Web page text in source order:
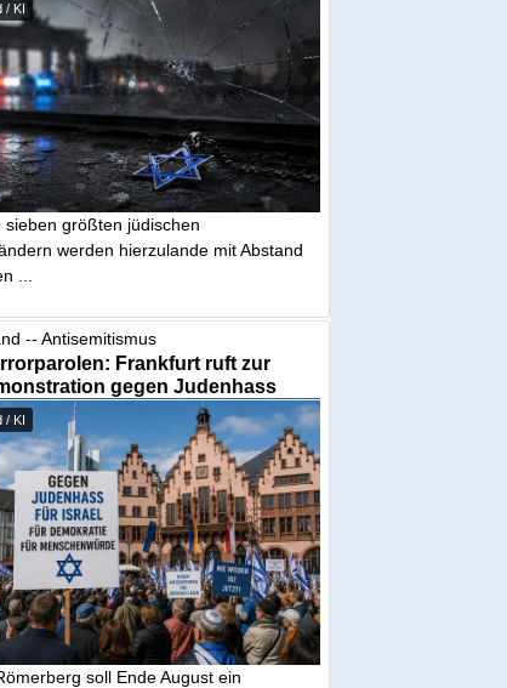
/ KI
sieben größten jüdischen
werden hierzulande mit Abstand
...
-- Antisemitismus
Frankfurt ruft zur
gegen Judenhass
/ KI
soll Ende August ein